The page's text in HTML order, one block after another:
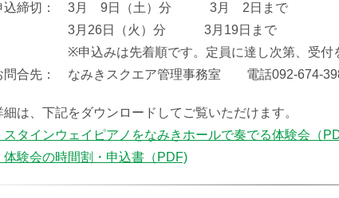
込締切： 3月 9日（土）分 3月 2日まで
月26日（火）分 3月19日まで
申込みは先着順です。定員に達し次第、受付を
問合先： なみきスクエア管理事務室 電話092-674-
細は、下記をダウンロードしてご覧いただけます。
スタインウェイピアノをなみきホールで奏でる体験会（
体験会の時間割・申込書（PDF)